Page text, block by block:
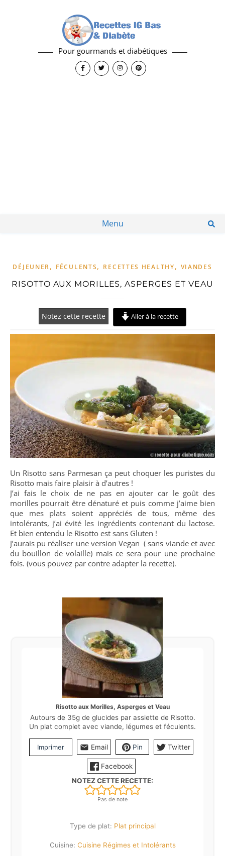
Pour gourmands et diabétiques
Menu
DÉJEUNER, FÉCULENTS, RECETTES HEALTHY, VIANDES
RISOTTO AUX MORILLES, ASPERGES ET VEAU
Notez cette recette Aller à la recette
Un Risotto sans Parmesan ça peut choquer les puristes du
Risotto mais faire plaisir à d’autres !
J’ai fais le choix de ne pas en ajouter car le goût des
morilles pourrait être dénaturé et puis comme j’aime bien
que mes plats soient appréciés de tous, même des
intolérants, j’ai évité les ingrédients contenant du lactose.
Et bien entendu le Risotto est sans Gluten !
J’aurais pu réaliser une version Vegan ( sans viande et avec
du bouillon de volaille) mais ce sera pour une prochaine
fois. (vous pouvez par contre adapter la recette).
Risotto aux Morilles, Asperges et Veau
Autours de 35g de glucides par assiette de Risotto.
Un plat complet avec viande, légumes et féculents.
Imprimer Email Pin Twitter
Facebook
NOTEZ CETTE RECETTE:
Pas de note
Type de plat: Plat principal
Cuisine: Cuisine Régimes et Intolérants